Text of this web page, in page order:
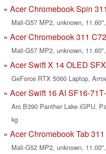
Acer Chromebook Spin
Mali-G57 MP2, unknown,
Acer Chromebook 311
Mali-G57 MP2, unknown,
Acer Swift X 14 OLED
GeForce RTX 5060 Laptop,
Acer Swift 16 AI SF16-
Arc B390 Panther Lake iGPU,
kg
Acer Chromebook Tab
Mali-G52 MP2, unknown,